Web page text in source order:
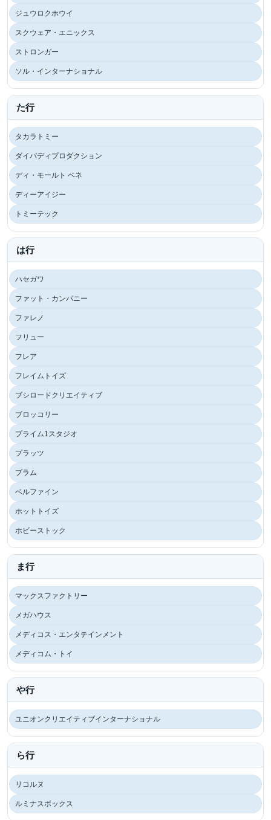
ジュウロクホウイ
スクウェア・エニックス
ストロンガー
ソル・インターナショナル
た行
タカラトミー
ダイバディプロダクション
ディ・モールト ベネ
ディーアイジー
トミーテック
は行
ハセガワ
ファット・カンパニー
ファレノ
フリュー
フレア
フレイムトイズ
ブシロードクリエイティブ
ブロッコリー
プライム1スタジオ
プラッツ
プラム
ベルファイン
ホットトイズ
ホビーストック
ま行
マックスファクトリー
メガハウス
メディコス・エンタテインメント
メディコム・トイ
や行
ユニオンクリエイティブインターナショナル
ら行
リコルヌ
ルミナスボックス